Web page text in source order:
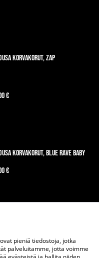
korvakorut, Zap
€
korvakorut, Blue Rave Baby
€
pieniä tiedostoja, jotka
palveluitamme, jotta voimme